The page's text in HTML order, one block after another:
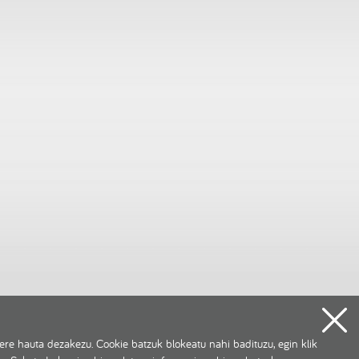
hauta dezakezu. Cookie batzuk blokeatu nahi badituzu, egin klik